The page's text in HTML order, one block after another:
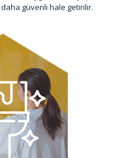
güvenli hale getirilir.